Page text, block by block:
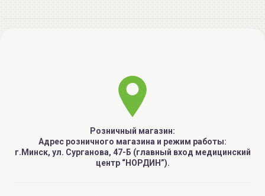
Розничный магазин:
Адрес розничного магазина и режим работы:
г.Минск, ул. Сурганова, 47-Б (главный вход медицинский
центр “НОРДИН”).